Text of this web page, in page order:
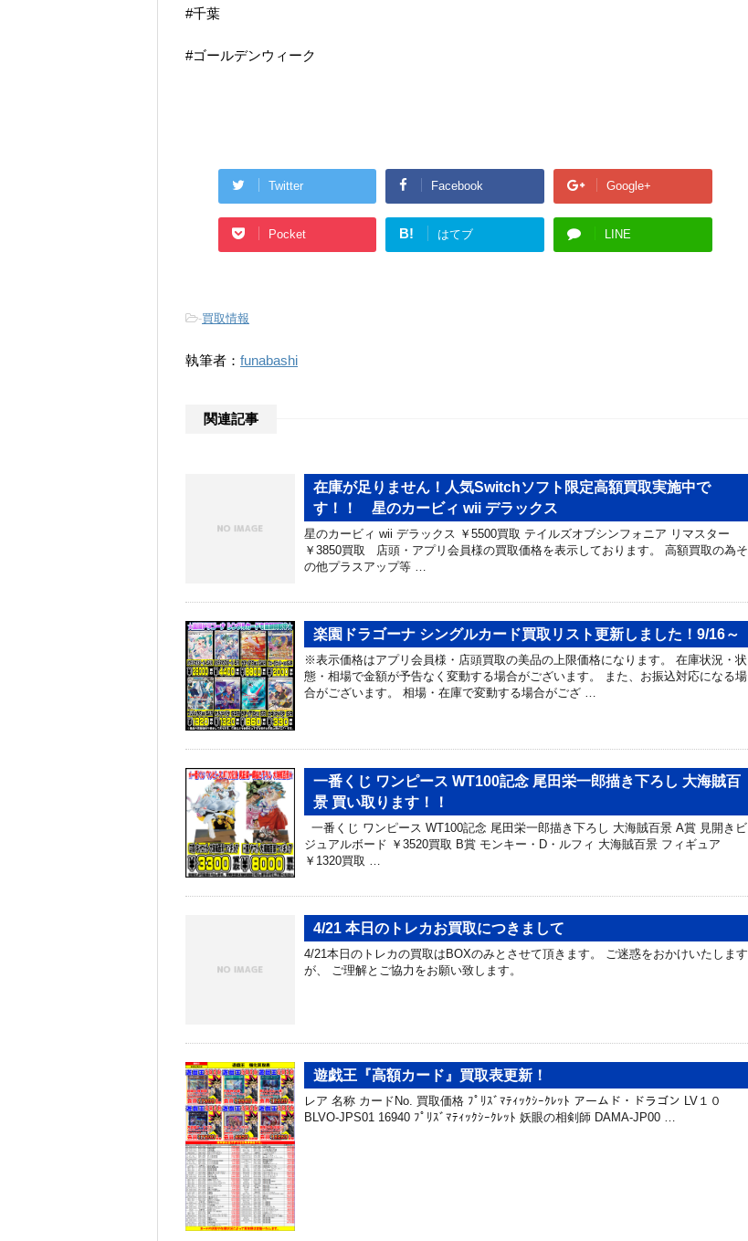
#千葉
#ゴールデンウィーク
Twitter Facebook Google+
Pocket B! はてブ LINE
-買取情報
執筆者： funabashi
関連記事
在庫が足りません！人気Switchソフト限定高額買取実施中で
す！！ 星のカービィ wii デラックス
星のカービィ wii デラックス ￥5500買取 テイルズオブシンフォニア リマスター
￥3850買取 店頭・アプリ会員様の買取価格を表示しております。 高額買取の為そ
の他プラスアップ等 …
楽園ドラゴーナ シングルカード買取リスト更新しました！9/16～
※表示価格はアプリ会員様・店頭買取の美品の上限価格になります。 在庫状況・状
態・相場で金額が予告なく変動する場合がございます。 また、お振込対応になる場
合がございます。 相場・在庫で変動する場合がござ …
一番くじ ワンピース WT100記念 尾田栄一郎描き下ろし 大海賊百
景 買い取ります！！
一番くじ ワンピース WT100記念 尾田栄一郎描き下ろし 大海賊百景 A賞 見開きビ
ジュアルボード ￥3520買取 B賞 モンキー・D・ルフィ 大海賊百景 フィギュア
￥1320買取 …
4/21 本日のトレカお買取につきまして
4/21本日のトレカの買取はBOXのみとさせて頂きます。 ご迷惑をおかけいたします
が、 ご理解とご協力をお願い致します。
遊戯王『高額カード』買取表更新！
レア 名称 カードNo. 買取価格 ﾌﾟﾘｽﾞﾏﾃｨｯｸｼｰｸﾚｯﾄ アームド・ドラゴン LV１０
BLVO-JPS01 16940 ﾌﾟﾘｽﾞﾏﾃｨｯｸｼｰｸﾚｯﾄ 妖眼の相剣師 DAMA-JP00 …